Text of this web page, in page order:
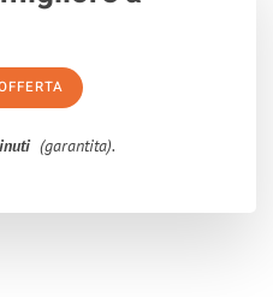
(garantita).